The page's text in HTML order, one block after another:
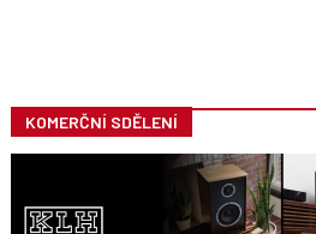
KOMERČNÍ SDĚLENÍ